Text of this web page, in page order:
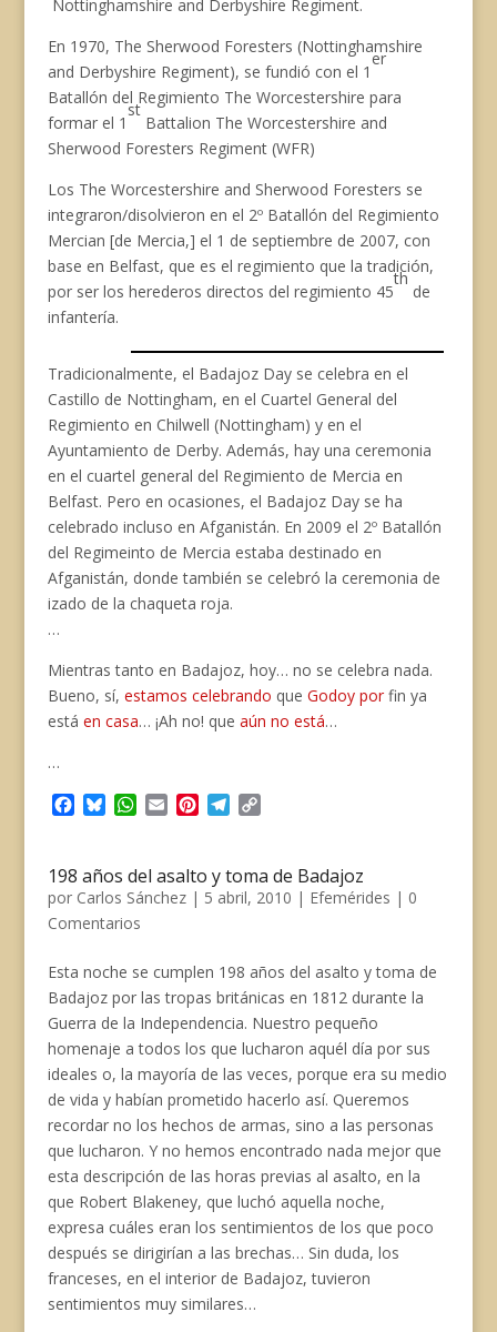
Nottinghamshire and Derbyshire Regiment.
En 1970, The Sherwood Foresters (Nottinghamshire
and Derbyshire Regiment), se fundió con el 1
er
Batallón del Regimiento The Worcestershire para
formar el 1
st
Battalion The Worcestershire and
Sherwood Foresters Regiment (WFR)
Los The Worcestershire and Sherwood Foresters se
integraron/disolvieron en el 2º Batallón del Regimiento
Mercian [de Mercia,] el 1 de septiembre de 2007, con
base en Belfast, que es el regimiento que la tradición,
por ser los herederos directos del regimiento 45
th
de
infantería.
Tradicionalmente, el Badajoz Day se celebra en el
Castillo de Nottingham, en el Cuartel General del
Regimiento en Chilwell (Nottingham) y en el
Ayuntamiento de Derby. Además, hay una ceremonia
en el cuartel general del Regimiento de Mercia en
Belfast. Pero en ocasiones, el Badajoz Day se ha
celebrado incluso en Afganistán. En 2009 el 2º Batallón
del Regimeinto de Mercia estaba destinado en
Afganistán, donde también se celebró la ceremonia de
izado de la chaqueta roja.
…
Mientras tanto en Badajoz, hoy… no se celebra nada.
Bueno, sí, estamos celebrando que Godoy por fin ya
está en casa… ¡Ah no! que aún no está…
…
e
b
o
e
s
k
W
t
s
A
i
l
t
e
t
e
g
y
L
198 años del asalto y toma de Badajoz
por Carlos Sánchez| 5 abril, 2010 | Efemérides | 0
Comentarios
Esta noche se cumplen 198 años del asalto y toma de
Badajoz por las tropas británicas en 1812 durante la
Guerra de la Independencia. Nuestro pequeño
homenaje a todos los que lucharon aquél día por sus
ideales o, la mayoría de las veces, porque era su medio
de vida y habían prometido hacerlo así. Queremos
recordar no los hechos de armas, sino a las personas
que lucharon. Y no hemos encontrado nada mejor que
esta descripción de las horas previas al asalto, en la
que Robert Blakeney, que luchó aquella noche,
expresa cuáles eran los sentimientos de los que poco
después se dirigirían a las brechas… Sin duda, los
franceses, en el interior de Badajoz, tuvieron
sentimientos muy similares…